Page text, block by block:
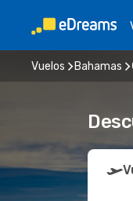
Vuelos Bahamas